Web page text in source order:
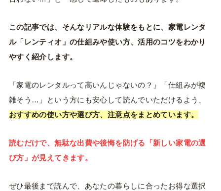
この記事では、そんなリアルな体験をもとに、家電レンタ
ル「レンティオ」の仕組みや使い方、活用のコツをわかり
やすく紹介します。
「家電のレンタルって高いんじゃないの？」「仕組みが複
雑そう…」という方にも安心して読んでいただけるよう、
おすすめの使い方や選び方、注意点をまとめています。
読むだけで、無駄な出費や後悔を防げる「新しい家電の選
び方」が見えてきます。
ぜひ最後まで読んで、あなたの暮らしに合ったお得な選択